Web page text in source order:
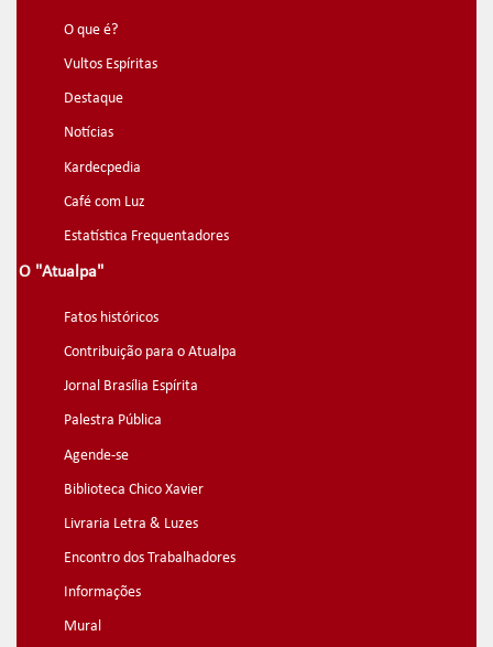
O que é?
Vultos Espíritas
Destaque
Notícias
Kardecpedia
Café com Luz
Estatística Frequentadores
O "Atualpa"
Fatos históricos
Contribuição para o Atualpa
Jornal Brasília Espírita
Palestra Pública
Agende-se
Biblioteca Chico Xavier
Livraria Letra & Luzes
Encontro dos Trabalhadores
Informações
Mural